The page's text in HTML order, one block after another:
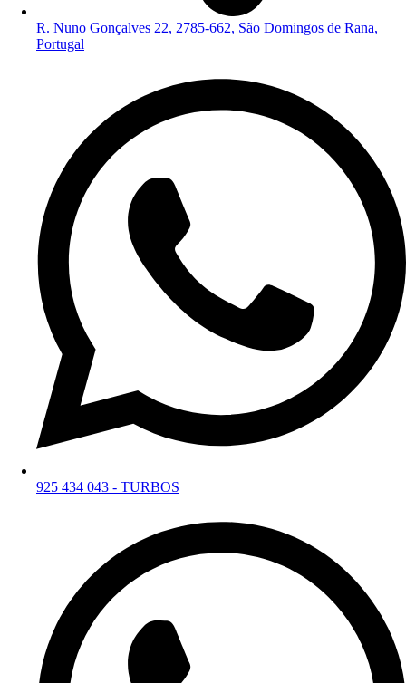
R. Nuno Gonçalves 22, 2785-662, São Domingos de Rana,
Portugal
925 434 043 - TURBOS